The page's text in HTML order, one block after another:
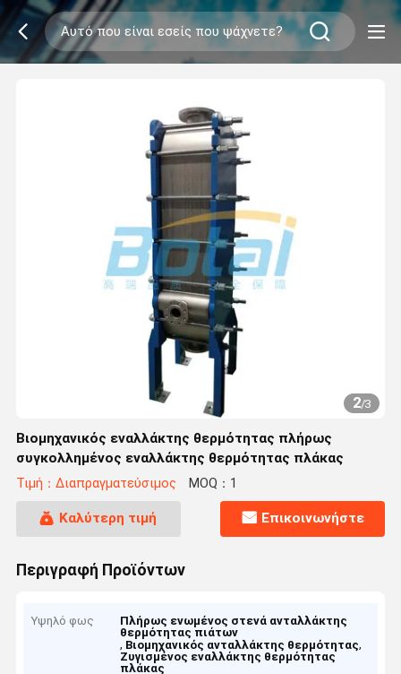
2/3
Βιομηχανικός εναλλάκτης θερμότητας πλήρως
συγκολλημένος εναλλάκτης θερμότητας πλάκας
Τιμή：Διαπραγματεύσιμος MOQ：1
Καλύτερη τιμή Επικοινωνήστε
Περιγραφή Προϊόντων
Υψηλό φως
Πλήρως ενωμένος στενά ανταλλάκτης
θερμότητας πιάτων
, Βιομηχανικός ανταλλάκτης θερμότητας,
Ζυγισμένος εναλλάκτης θερμότητας
πλάκας